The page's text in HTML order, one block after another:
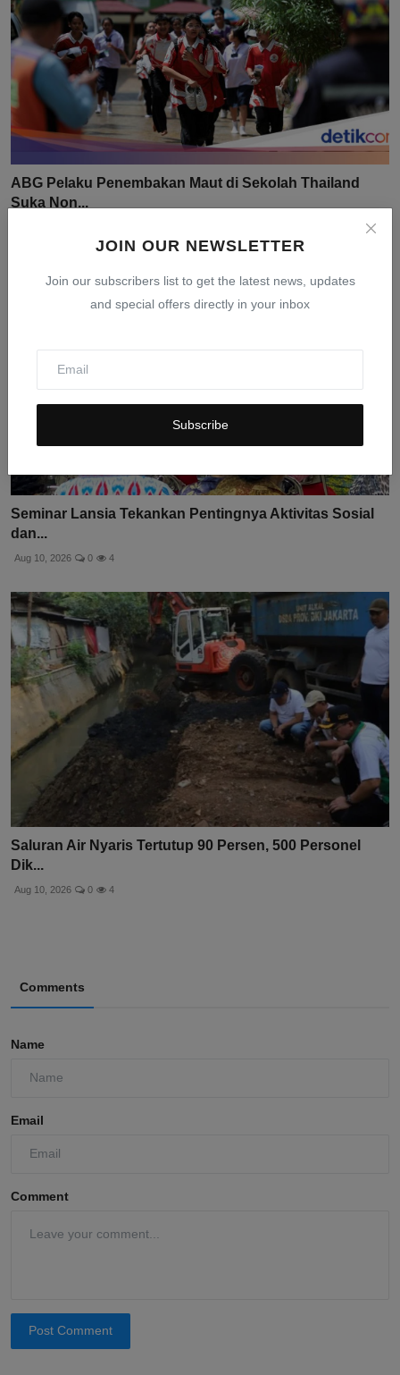
JOIN OUR NEWSLETTER
Join our subscribers list to get the latest news, updates
and special offers directly in your inbox
Subscribe
ABG Pelaku Penembakan Maut di Sekolah Thailand
Suka Non...
Seminar Lansia Tekankan Pentingnya Aktivitas Sosial
dan...
Aug 10, 2026 0 4
Saluran Air Nyaris Tertutup 90 Persen, 500 Personel
Dik...
Aug 10, 2026 0 4
Comments
Name
Email
Comment
Post Comment